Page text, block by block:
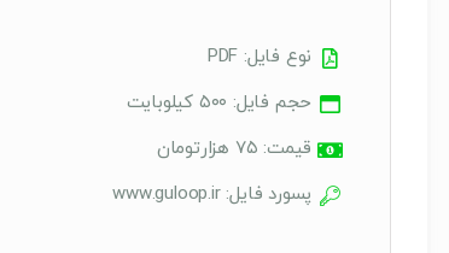
نوع فایل: PDF
حجم فایل: ۵۰۰ کیلوبایت
قیمت: ۷۵ هزارتومان
پسورد فایل: www.guloop.ir